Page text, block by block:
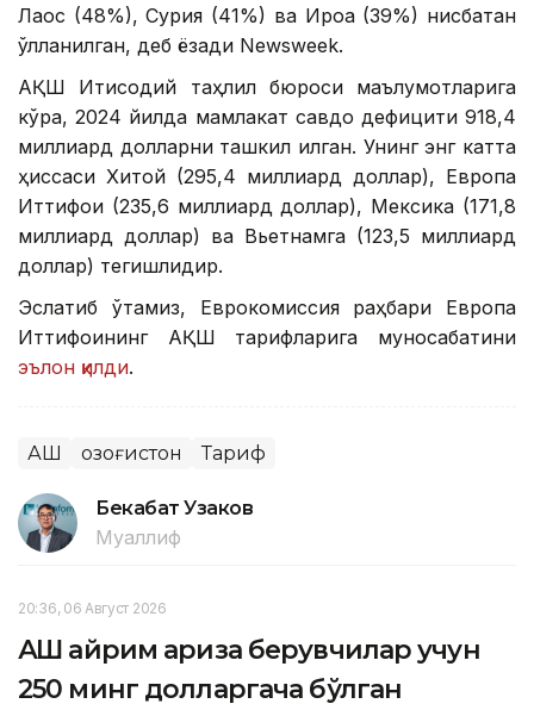
Лаос (48%), Сурия (41%) ва Ироққа (39%) нисбатан
қўлланилган, деб ёзади Newsweek.
АҚШ Иқтисодий таҳлил бюроси маълумотларига
кўра, 2024 йилда мамлакат савдо дефицити 918,4
миллиард долларни ташкил қилган. Унинг энг катта
ҳиссаси Хитой (295,4 миллиард доллар), Европа
Иттифоқи (235,6 миллиард доллар), Мексика (171,8
миллиард доллар) ва Вьетнамга (123,5 миллиард
доллар) тегишлидир.
Эслатиб ўтамиз, Еврокомиссия раҳбари Европа
Иттифоқининг АҚШ тарифларига муносабатини
эълон қилди.
АҚШ Қозоғистон Тариф
Бекабат Узаков
Муаллиф
20:36, 06 Август 2026
АҚШ айрим ариза берувчилар учун
250 минг долларгача бўлган